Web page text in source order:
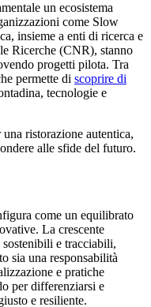
un ecosistema
come Slow
insieme a enti di ricerca e
Ricerche (CNR), stanno
progetti pilota. Tra
permette di scoprire di
tecnologie e
ristorazione autentica,
alle sfide del futuro.
come un equilibrato
La crescente
e tracciabili,
sia una responsabilità
e pratiche
per differenziarsi e
e resiliente.